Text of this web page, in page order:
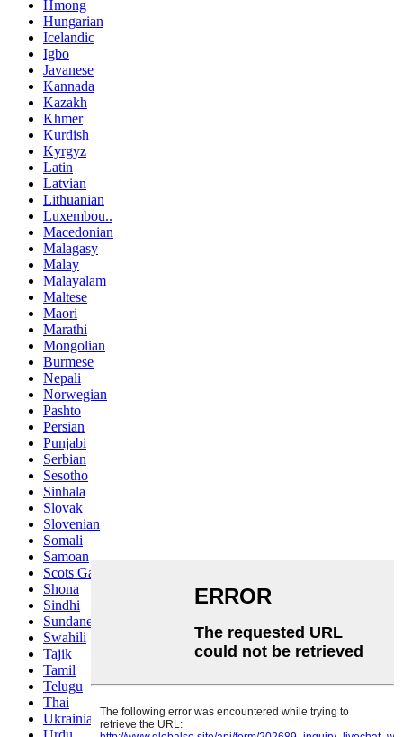
Hmong
Hungarian
Icelandic
Igbo
Javanese
Kannada
Kazakh
Khmer
Kurdish
Kyrgyz
Latin
Latvian
Lithuanian
Luxembou..
Macedonian
Malagasy
Malay
Malayalam
Maltese
Maori
Marathi
Mongolian
Burmese
Nepali
Norwegian
Pashto
Persian
Punjabi
Serbian
Sesotho
Sinhala
Slovak
Slovenian
Somali
Samoan
Scots Gaelic
Shona
Sindhi
Sundanese
Swahili
Tajik
Tamil
Telugu
Thai
Ukrainian